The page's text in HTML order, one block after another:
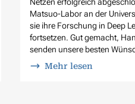
Matsuo-Labor an der
sie ihre Forschung in Deep
fortsetzen. Gut gemacht,
senden unsere besten
Mehr lesen